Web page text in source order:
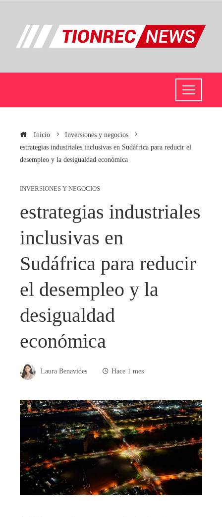
Inicio
Inversiones y negocios
estrategias industriales inclusivas en Sudáfrica para reducir el
desempleo y la desigualdad económica
INVERSIONES Y NEGOCIOS
estrategias industriales
inclusivas en
Sudáfrica para reducir
el desempleo y la
desigualdad
económica
Laura Benavides Hace 1 mes